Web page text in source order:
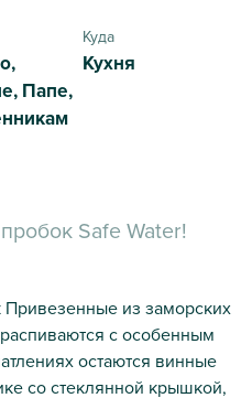
Папе,
Куда
Кухня
Safe Water!
из заморских
с особенным
остаются винные
со стеклянной крышкой,